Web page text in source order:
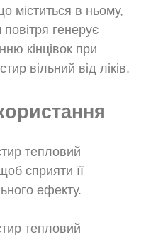
міститься в ньому,
генерує
кінцівок при
вільний від ліків.
тепловий
сприяти її
ефекту.
тепловий